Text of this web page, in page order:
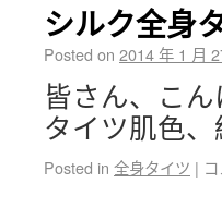
シルク全身
Posted on 2014 年 1 月
皆さん、こ
タイツ肌色
Posted in 全身タイツ |